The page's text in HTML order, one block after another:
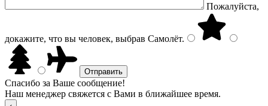
Пожалуйста,
докажите, что вы человек, выбрав Самолёт.
Спасибо за Ваше сообщение!
Наш менеджер свяжется с Вами в ближайшее время.